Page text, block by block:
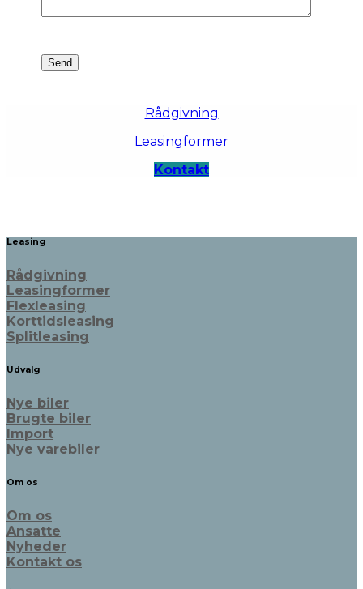
Rådgivning
Leasingformer
Kontakt
Leasing
Rådgivning
Leasingformer
Flexleasing
Korttidsleasing
Splitleasing
Udvalg
Nye biler
Brugte biler
Import
Nye varebiler
Om os
Om os
Ansatte
Nyheder
Kontakt os